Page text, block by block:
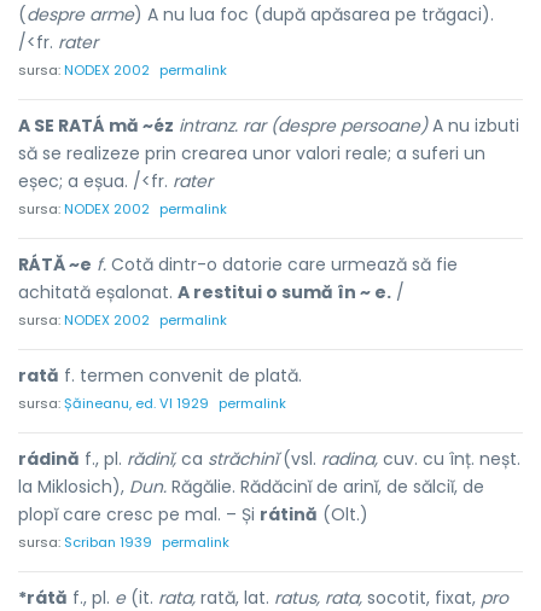
(despre arme) A nu lua foc (după apăsarea pe trăgaci).
/<fr. rater
sursa:NODEX 2002 permalink
A SE RATÁ mă ~éz intranz. rar (despre persoane)A nu izbuti
să se realizeze prin crearea unor valori reale; a suferi un
eșec; a eșua. /<fr. rater
sursa:NODEX 2002 permalink
RÁTĂ ~e f. Cotă dintr-o datorie care urmează să fie
achitată eșalonat. A restitui o sumă în ~ e. /
sursa:NODEX 2002 permalink
rată f. termen convenit de plată.
sursa:Șăineanu, ed. VI 1929 permalink
rádină f., pl. rădinĭ, ca străchinĭ(vsl. radina, cuv. cu înț. neșt.
la Miklosich), Dun. Răgălie. Rădăcinĭ de arinĭ, de sălciĭ, de
plopĭ care cresc pe mal. – Și rátină (Olt.)
sursa: Scriban 1939 permalink
*rátă f., pl. e(it. rata, rată, lat. ratus, rata, socotit, fixat, pro